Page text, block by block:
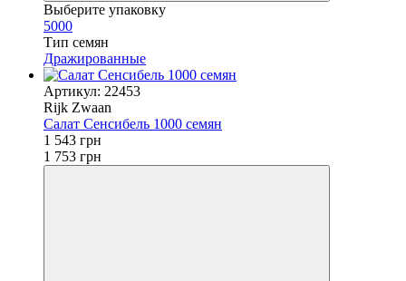
Выберите упаковку
5000
Тип семян
Дражированные
Артикул: 22453
Rijk Zwaan
Салат Сенсибель 1000 семян
1 543 грн
1 753 грн